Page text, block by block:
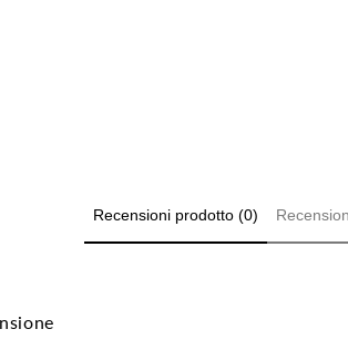
Recensioni prodotto (0)